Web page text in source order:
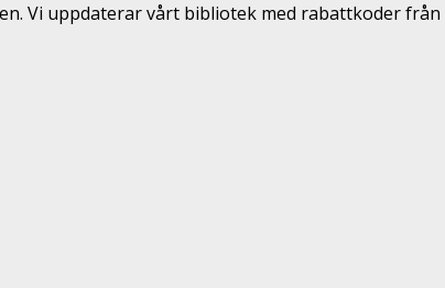
Vi uppdaterar vårt bibliotek med rabattkoder från